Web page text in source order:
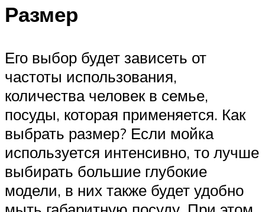
Размер
Его выбор будет зависеть от
частоты использования,
количества человек в семье,
посуды, которая применяется. Как
выбрать размер? Если мойка
используется интенсивно, то лучше
выбирать большие глубокие
модели, в них также будет удобно